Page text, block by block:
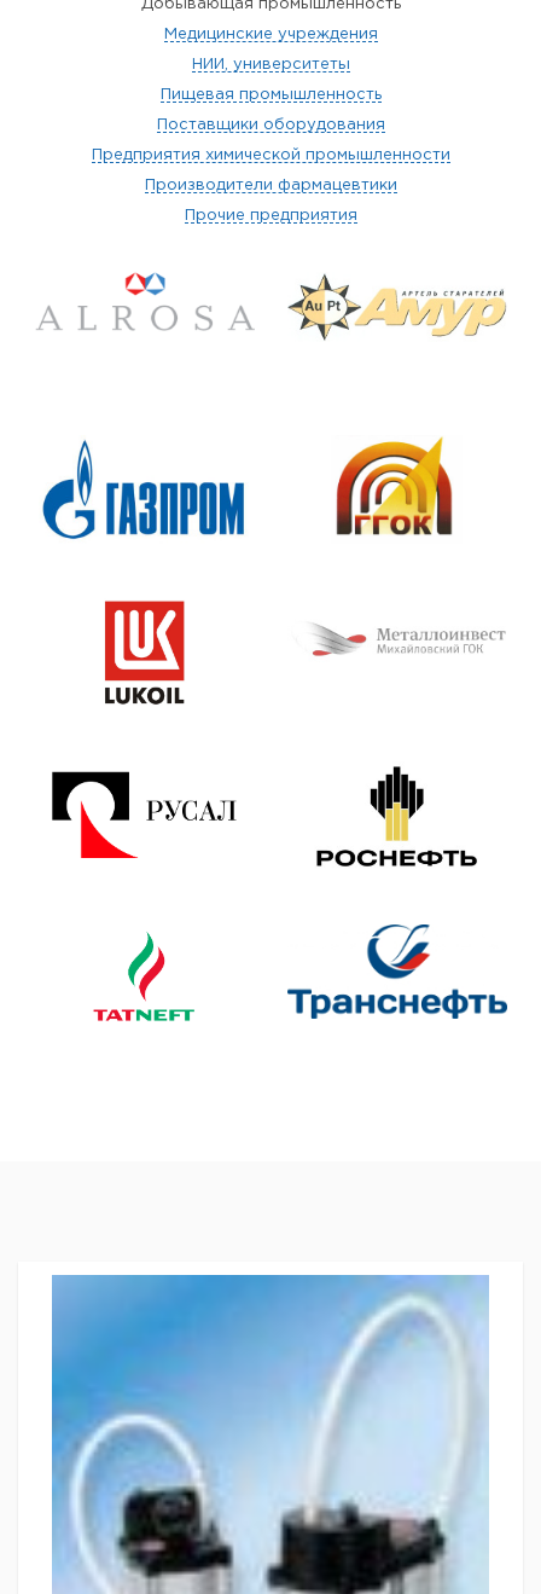
Добывающая промышленность
Медицинские учреждения
НИИ, университеты
Пищевая промышленность
Поставщики оборудования
Предприятия химической промышленности
Производители фармацевтики
Прочие предприятия